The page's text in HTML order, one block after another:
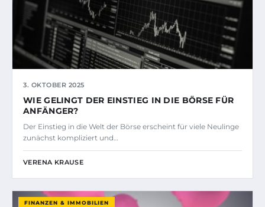
3. OKTOBER 2025
WIE GELINGT DER EINSTIEG IN DIE BÖRSE FÜR
ANFÄNGER?
Der Einstieg in die Welt der Börse erscheint für viele Neulinge
zunächst kompliziert und…
VERENA KRAUSE
FINANZEN & IMMOBILIEN